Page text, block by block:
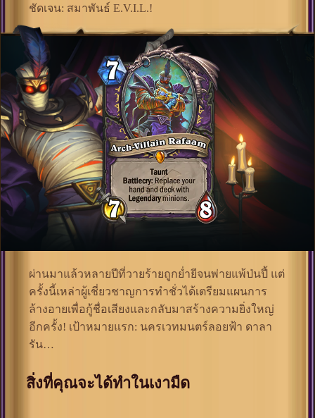
ชัดเจน: สมาพันธ์ E.V.I.L.!
ผ่านมาแล้วหลายปีที่วายร้ายถูกย่ำยีจนพ่ายแพ้ป่นปี้ แต่
ครั้งนี้เหล่าผู้เชี่ยวชาญการทำชั่วได้เตรียมแผนการ
ล้างอายเพื่อกู้ชื่อเสียงและกลับมาสร้างความยิ่งใหญ่
อีกครั้ง! เป้าหมายแรก: นครเวทมนตร์ลอยฟ้า ดาลา
รัน…
สิ่งที่คุณจะได้ทำในเงามืด